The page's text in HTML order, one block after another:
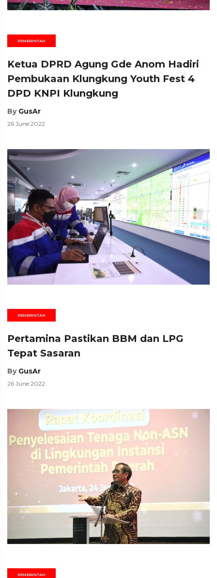
PEMERINTAH
Ketua DPRD Agung Gde Anom Hadiri
Pembukaan Klungkung Youth Fest 4
DPD KNPI Klungkung
By GusAr
26 June 2022
PEMERINTAH
Pertamina Pastikan BBM dan LPG
Tepat Sasaran
By GusAr
26 June 2022
PEMERINTAH